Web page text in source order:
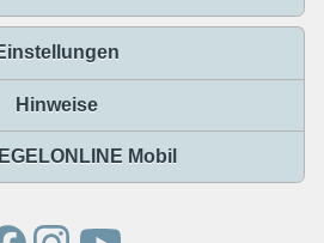
Hinweise
Mobil